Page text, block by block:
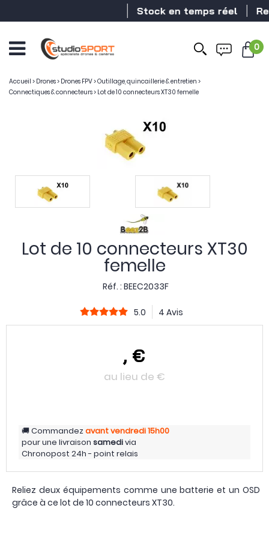
Stock en temps réel
0
Accueil > Drones> Drones FPV>Outillage, quincaillerie & entretien >
Connectiques & connecteurs> Lot de 10 connecteurs XT30 femelle
Lot de 10 connecteurs XT30
femelle
Réf. : BEEC2033F
5.0 4 Avis
, €
au lieu de €
Commandezavant vendredi15h00
pour une livraison samedivia
Chronopost 24h - point relais
Reliez deux équipements comme une batterie et un OSD
grâce à ce lot de 10 connecteurs XT30.